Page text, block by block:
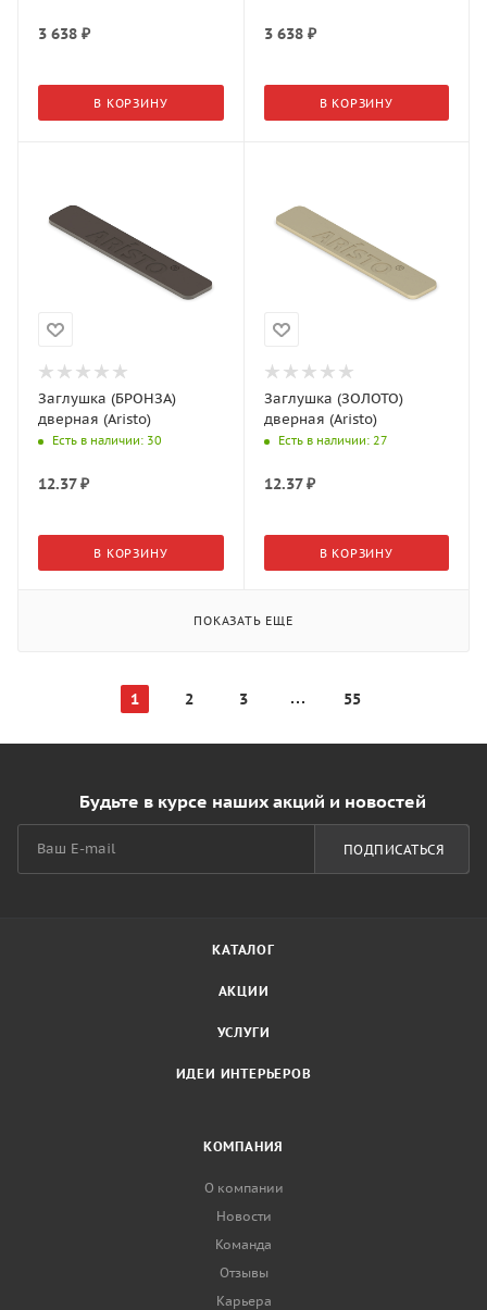
3 638 ₽
В КОРЗИНУ
3 638₽
В КОРЗИНУ
Заглушка (БРОНЗА)
дверная (Aristo)
Есть в наличии: 30
12.37₽
В КОРЗИНУ
Заглушка (ЗОЛОТО)
дверная (Aristo)
Есть в наличии: 27
12.37₽
В КОРЗИНУ
ПОКАЗАТЬ ЕЩЕ
1 2 3 55
Будьте в курсе наших акций и новостей
ПОДПИСАТЬСЯ
КАТАЛОГ
АКЦИИ
УСЛУГИ
ИДЕИ ИНТЕРЬЕРОВ
КОМПАНИЯ
О компании
Новости
Команда
Отзывы
Карьера